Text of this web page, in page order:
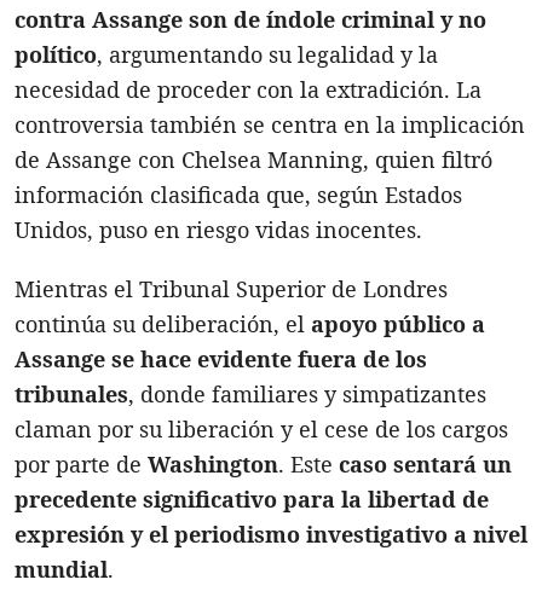
contra Assange son de índole criminal y no
político, argumentando su legalidad y la
necesidad de proceder con la extradición. La
controversia también se centra en la implicación
de Assange con Chelsea Manning, quien filtró
información clasificada que, según Estados
Unidos, puso en riesgo vidas inocentes.
Mientras el Tribunal Superior de Londres
continúa su deliberación, el apoyo público a
Assange se hace evidente fuera de los
tribunales, donde familiares y simpatizantes
claman por su liberación y el cese de los cargos
por parte de Washington. Este caso sentará un
precedente significativo para la libertad de
expresión y el periodismo investigativo a nivel
mundial.